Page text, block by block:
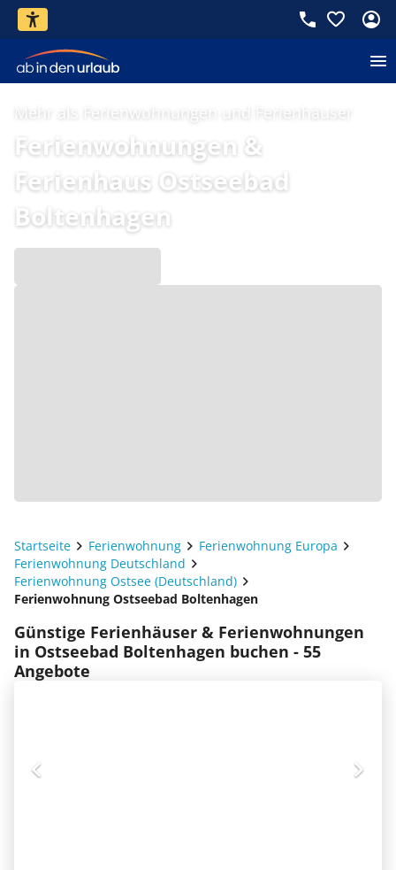
Mehr als Ferienwohnungen und Ferienhäuser
Ferienwohnungen &
Ferienhaus Ostseebad
Boltenhagen
Startseite Ferienwohnung
Ferienwohnung Europa
Ferienwohnung Deutschland
Ferienwohnung Ostsee (Deutschland)
Ferienwohnung Ostseebad Boltenhagen
Günstige Ferienhäuser & Ferienwohnungen
in Ostseebad Boltenhagen buchen - 55
Angebote